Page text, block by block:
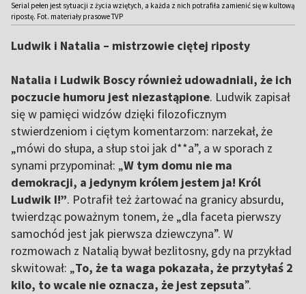
Serial pełen jest sytuacji z życia wziętych, a każda z nich potrafiła zamienić się w kultową
ripostę. Fot. materiały prasowe TVP
Ludwik i Natalia – mistrzowie ciętej riposty
Natalia i Ludwik Boscy również udowadniali, że ich
poczucie humoru jest niezastąpione. Ludwik zapisał
się w pamięci widzów dzięki filozoficznym
stwierdzeniom i ciętym komentarzom: narzekał, że
„mówi do słupa, a słup stoi jak d**a”, a w sporach z
synami przypominał: „W tym domu nie ma
demokracji, a jedynym królem jestem ja! Król
Ludwik I!”. Potrafił też żartować na granicy absurdu,
twierdząc poważnym tonem, że „dla faceta pierwszy
samochód jest jak pierwsza dziewczyna”. W
rozmowach z Natalią bywał bezlitosny, gdy na przykład
skwitował: „To, że ta waga pokazała, że przytyłaś 2
kilo, to wcale nie oznacza, że jest zepsuta”.